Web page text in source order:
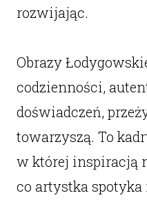
rozwijając.
Obrazy
codzienności,
doświadczeń,
towarzyszą. To
w której inspiracją
co artystka spotyka